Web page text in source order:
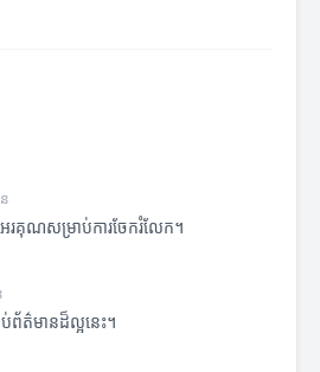
គុណសម្រាប់ការចែករំលែក។
ត៌មានដ៏ល្អនេះ។